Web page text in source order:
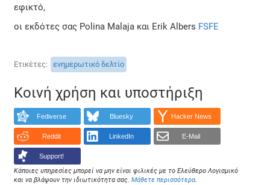
εφικτό,
οι εκδότες σας Polina Malaja και Erik Albers FSFE
Ετικέτες ενημερωτικό δελτίο
Κοινή χρήση και υποστήριξη
Fediverse Bluesky Hacker News
Reddit LinkedIn E-Mail
Support!
Κάποιες υπηρεσίες μπορεί να μην είναι φιλικές με το Ελεύθερο Λογισμικό
και να βλάψουν την ιδιωτικότητα σας.Μάθετε περισσότερα.